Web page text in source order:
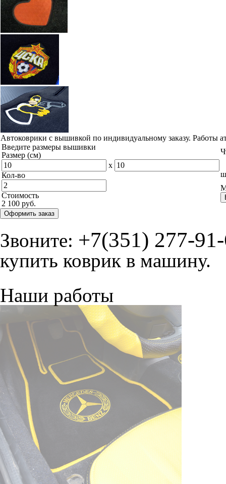
Наши работы
© ателье «Автоковрики
корпус 1.
На нашем сайте в целях
работоспособности
персональных данных,
браузером. Это,
и т.д. Если Вы
согласие на обработку
Положении по обработке
+7 (351) 277 91 67